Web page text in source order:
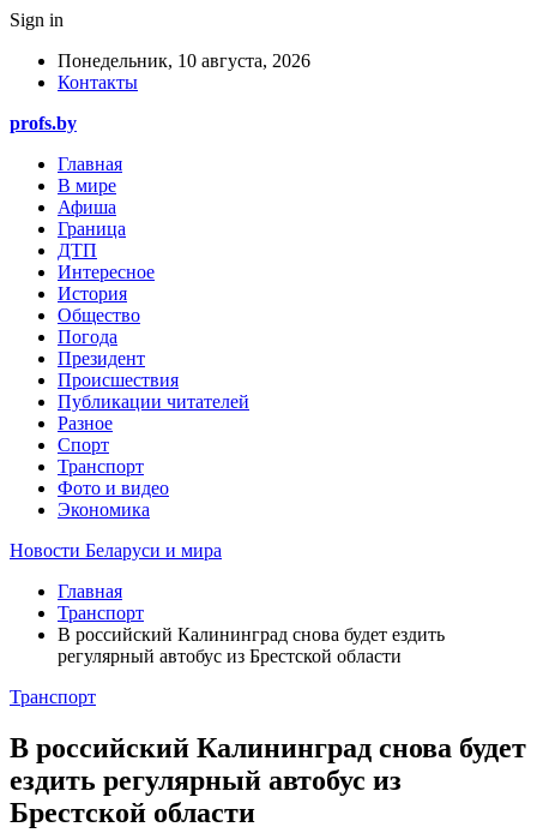
Sign in
Понедельник, 10 августа, 2026
Контакты
profs.by
Главная
В мире
Афиша
Граница
ДТП
Интересное
История
Общество
Погода
Президент
Происшествия
Публикации читателей
Разное
Спорт
Транспорт
Фото и видео
Экономика
Новости Беларуси и мира
Главная
Транспорт
В российский Калининград снова будет ездить
регулярный автобус из Брестской области
Транспорт
В российский Калининград снова будет
ездить регулярный автобус из
Брестской области